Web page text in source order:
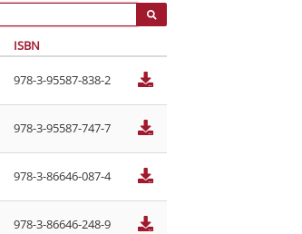
ISBN
978-3-95587-838-2
978-3-95587-747-7
978-3-86646-087-4
978-3-86646-248-9